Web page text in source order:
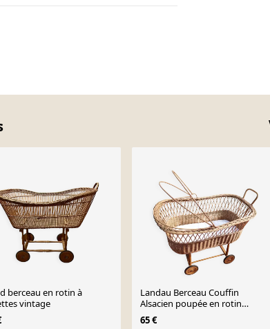
berceau en rotin à
vintage
Landau Berceau Couffin
Alsacien poupée en rotin
vintage
65 €